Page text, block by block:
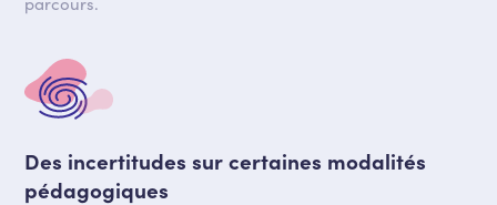
Des incertitudes sur certaines modalités
pédagogiques